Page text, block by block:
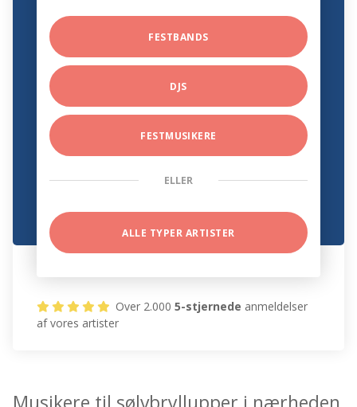
FESTBANDS
DJS
FESTMUSIKERE
ELLER
ALLE TYPER ARTISTER
Over 2.0005-stjernede anmeldelser
af vores artister